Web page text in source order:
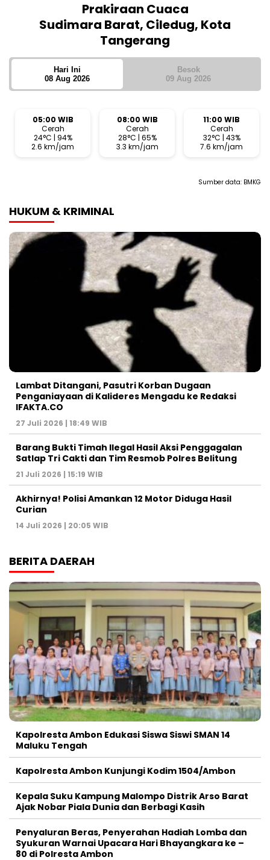
Prakiraan Cuaca
Sudimara Barat, Ciledug, Kota
Tangerang
Hari Ini
08 Aug 2026
Besok
09 Aug 2026
05:00 WIB
Cerah
24°C | 94%
2.6 km/jam
08:00 WIB
Cerah
28°C | 65%
3.3 km/jam
11:00 WIB
Cerah
32°C | 43%
7.6 km/jam
Sumber data: BMKG
HUKUM & KRIMINAL
Lambat Ditangani, Pasutri Korban Dugaan
Penganiayaan di Kalideres Mengadu ke Redaksi
IFAKTA.CO
27 Juli 2026 | 18:49 WIB
Barang Bukti Timah Ilegal Hasil Aksi Penggagalan
Satlap Tri Cakti dan Tim Resmob Polres Belitung
21 Juli 2026 | 15:19 WIB
Akhirnya! Polisi Amankan 12 Motor Diduga Hasil
Curian
14 Juli 2026 | 20:05 WIB
BERITA DAERAH
Kapolresta Ambon Edukasi Siswa Siswi SMAN 14
Maluku Tengah
Kapolresta Ambon Kunjungi Kodim 1504/Ambon
Kepala Suku Kampung Malompo Distrik Arso Barat
Ajak Nobar Piala Dunia dan Berbagi Kasih
Penyaluran Beras, Penyerahan Hadiah Lomba dan
Syukuran Warnai Upacara Hari Bhayangkara ke –
80 di Polresta Ambon